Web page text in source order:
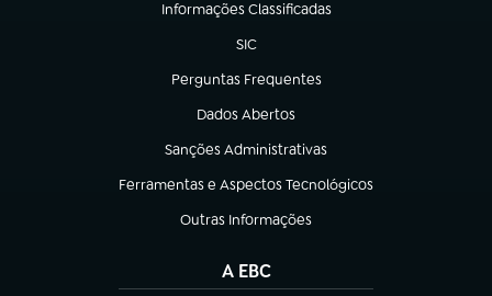
Informações Classificadas
(abre em nova aba)
SIC
(abre em nova aba)
Perguntas Frequentes
(abre em nova aba)
Dados Abertos
(abre em nova aba)
Sanções Administrativas
(abre em nova aba)
Ferramentas e Aspectos Tecnológicos
(abre em nova aba)
Outras Informações
(abre em nova aba)
A EBC